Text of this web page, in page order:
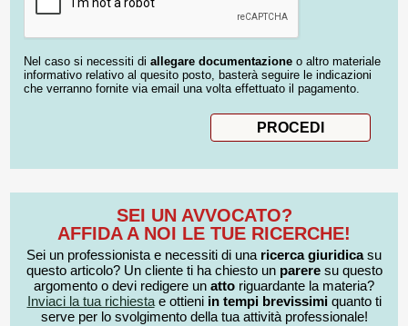
Nel caso si necessiti di allegare documentazione o altro materiale
informativo relativo al quesito posto, basterà seguire le indicazioni
che verranno fornite via email una volta effettuato il pagamento.
SEI UN AVVOCATO?
AFFIDA A NOI LE TUE RICERCHE!
Sei un professionista e necessiti di una ricerca giuridicasu
questo articolo? Un cliente ti ha chiesto un pareresu questo
argomento o devi redigere un atto riguardante la materia?
Inviaci la tua richiestae ottieni in tempi brevissimiquanto ti
serve per lo svolgimento della tua attività professionale!